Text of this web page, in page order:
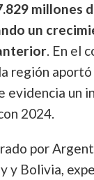
millones
un
. En el
región
evidencia un
2024.
por
y Bolivia,